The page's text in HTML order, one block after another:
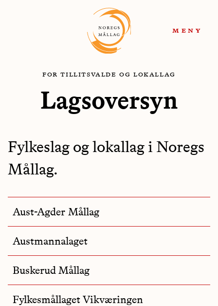
meny
for tillitsvalde og lokallag
Lagsoversyn
Fylkeslag og lokallag i Noregs
Mållag.
Aust-Agder Mållag
Austmannalaget
Buskerud Mållag
Fylkesmållaget Vikværingen